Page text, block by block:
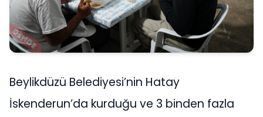
Beylikdüzü Belediyesi’nin Hatay
İskenderun’da kurduğu ve 3 binden fazla